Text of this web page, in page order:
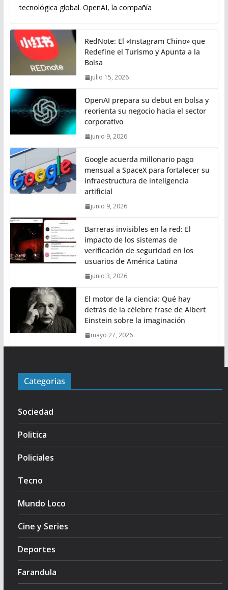
tecnológica global. OpenAI, la compañía
RedNote: El «Instagram Chino» que
Redefine el Turismo y Apunta a la
Bolsa
julio 15, 2026
OpenAI prepara su debut en bolsa y
reorienta su negocio hacia el sector
corporativo
junio 9, 2026
Google acuerda millonario pago
mensual a SpaceX para fortalecer su
infraestructura de inteligencia
artificial
junio 9, 2026
Barreras invisibles en la red: El
impacto de los sistemas de
verificación de seguridad en los
usuarios de América Latina
junio 3, 2026
El motor de la ciencia: Qué hay
detrás de la célebre frase de Albert
Einstein sobre la imaginación
mayo 27, 2026
Categorias
Sociedad
Politica
Policiales
Tecno
Mundo Loco
Cine y Series
Deportes
Farandula